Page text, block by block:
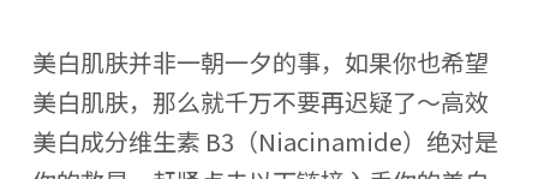
美白肌肤并非一朝一夕的事，如果你也希望
美白肌肤，那么就千万不要再迟疑了～高效
美白成分维生素 B3（Niacinamide）绝对是